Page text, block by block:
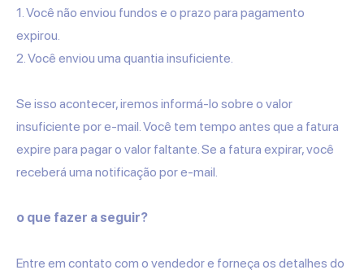
1. Você não enviou fundos e o prazo para pagamento
expirou.
2. Você enviou uma quantia insuficiente.
Se isso acontecer, iremos informá-lo sobre o valor
insuficiente por e-mail. Você tem tempo antes que a fatura
expire para pagar o valor faltante. Se a fatura expirar, você
receberá uma notificação por e-mail.
o que fazer a seguir?
Entre em contato com o vendedor e forneça os detalhes do